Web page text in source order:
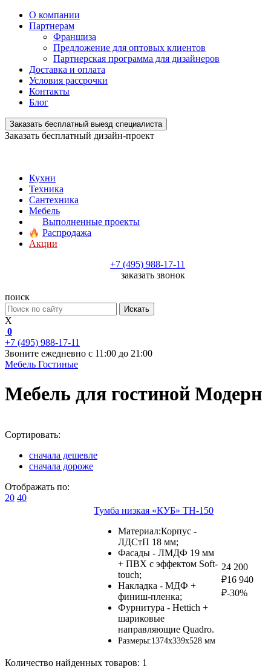
О компании
Партнерам
Франшиза
Предложение для оптовых клиентов
Партнерская программа для дизайнеров
Доставка и оплата
Условия рассрочки
Контакты
Блог
Заказать бесплатный выезд специалиста
Заказать бесплатный дизайн-проект
Кухни
Техника
Сантехника
Мебель
Выполненные проекты
Распродажа
Акции
+7 (495) 988-17-11
заказать звонок
поиск
Искать
X
0
+7 (495) 988-17-11
Звоните ежедневно с 11:00 до 21:00
Мебель Гостиные
Мебель для гостиной Модерн
Сортировать:
сначала дешевле
сначала дороже
Отображать по:
20 40
Тумба низкая «КУБ» ТН-150
Материал:Корпус -
ЛДСтП 18 мм;
Фасады - ЛМДФ 19 мм
+ ПВХ с эффектом Soft-
touch;
Накладка - МДФ +
финиш-пленка;
Фурнитура - Hettich +
шариковые
направляющие Quadro.
Размеры:1374х339х528 мм
24 200
₽16 940
₽-30%
Количество найденных товаров: 1